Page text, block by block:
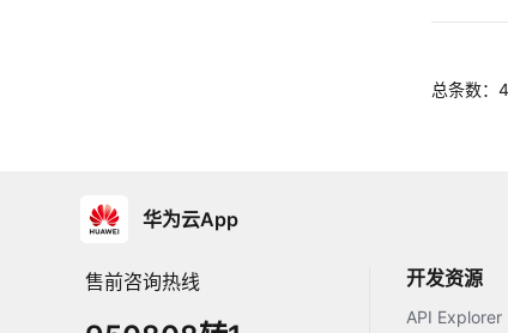
总条数：
华为云App
售前咨询热线 开发资源
API Explorer